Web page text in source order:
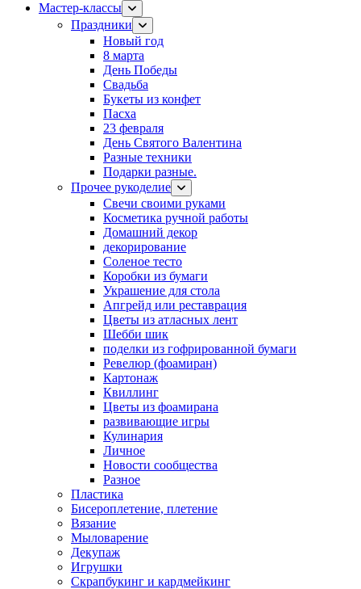
Мастер-классы
Праздники
Новый год
8 марта
День Победы
Свадьба
Букеты из конфет
Пасха
23 февраля
День Святого Валентина
Разные техники
Подарки разные.
Прочее рукоделие
Свечи своими руками
Косметика ручной работы
Домашний декор
декорирование
Соленое тесто
Коробки из бумаги
Украшение для стола
Апгрейд или реставрация
Цветы из атласных лент
Шебби шик
поделки из гофрированной бумаги
Ревелюр (фоамиран)
Картонаж
Квиллинг
Цветы из фоамирана
развивающие игры
Кулинария
Личное
Новости сообщества
Разное
Пластика
Бисероплетение, плетение
Вязание
Мыловарение
Декупаж
Игрушки
Скрапбукинг и кардмейкинг